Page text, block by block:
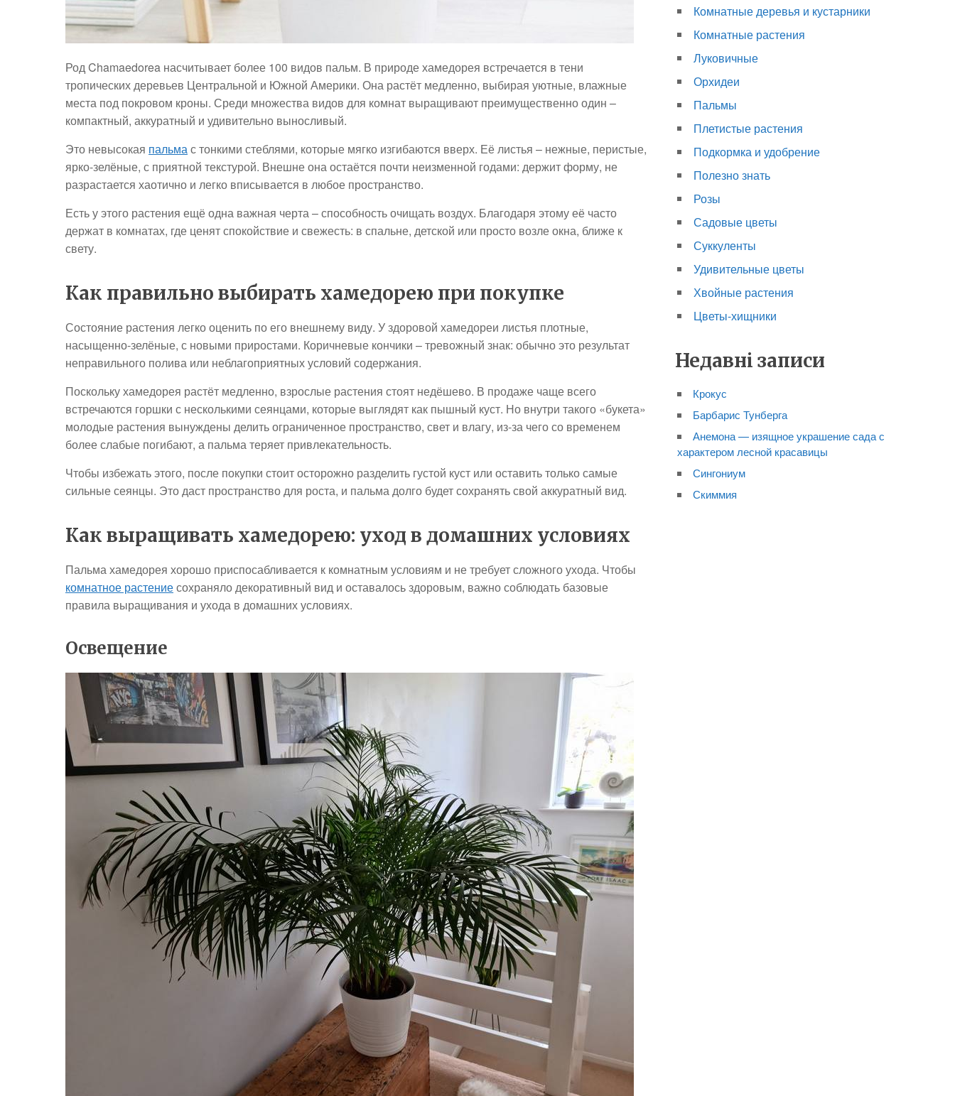
Род Chamaedorea насчитывает более 100 видов пальм. В природе хамедорея встречается в тени
тропических деревьев Центральной и Южной Америки. Она растёт медленно, выбирая уютные, влажные
места под покровом кроны. Среди множества видов для комнат выращивают преимущественно один –
компактный, аккуратный и удивительно выносливый.
Это невысокая пальмас тонкими стеблями, которые мягко изгибаются вверх. Её листья – нежные, перистые,
ярко-зелёные, с приятной текстурой. Внешне она остаётся почти неизменной годами: держит форму, не
разрастается хаотично и легко вписывается в любое пространство.
Есть у этого растения ещё одна важная черта – способность очищать воздух. Благодаря этому её часто
держат в комнатах, где ценят спокойствие и свежесть: в спальне, детской или просто возле окна, ближе к
свету.
Как правильно выбирать хамедорею при покупке
Состояние растения легко оценить по его внешнему виду. У здоровой хамедореи листья плотные,
насыщенно-зелёные, с новыми приростами. Коричневые кончики – тревожный знак: обычно это результат
неправильного полива или неблагоприятных условий содержания.
Поскольку хамедорея растёт медленно, взрослые растения стоят недёшево. В продаже чаще всего
встречаются горшки с несколькими сеянцами, которые выглядят как пышный куст. Но внутри такого «букета»
молодые растения вынуждены делить ограниченное пространство, свет и влагу, из-за чего со временем
более слабые погибают, а пальма теряет привлекательность.
Чтобы избежать этого, после покупки стоит осторожно разделить густой куст или оставить только самые
сильные сеянцы. Это даст пространство для роста, и пальма долго будет сохранять свой аккуратный вид.
Как выращивать хамедорею: уход в домашних условиях
Пальма хамедорея хорошо приспосабливается к комнатным условиям и не требует сложного ухода. Чтобы
комнатное растениесохраняло декоративный вид и оставалось здоровым, важно соблюдать базовые
правила выращивания и ухода в домашних условиях.
Освещение
Комнатные деревья и кустарники
Комнатные растения
Луковичные
Орхидеи
Пальмы
Плетистые растения
Подкормка и удобрение
Полезно знать
Розы
Садовые цветы
Суккуленты
Удивительные цветы
Хвойные растения
Цветы-хищники
Недавні записи
Крокус
Барбарис Тунберга
Анемона — изящное украшение сада с
характером лесной красавицы
Сингониум
Скиммия